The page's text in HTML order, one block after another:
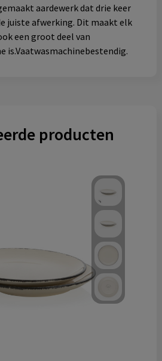
aardewerk dat drie keer
juiste afwerking. Dit maakt elk
een groot deel van
is.Vaatwasmachinebestendig.
producten